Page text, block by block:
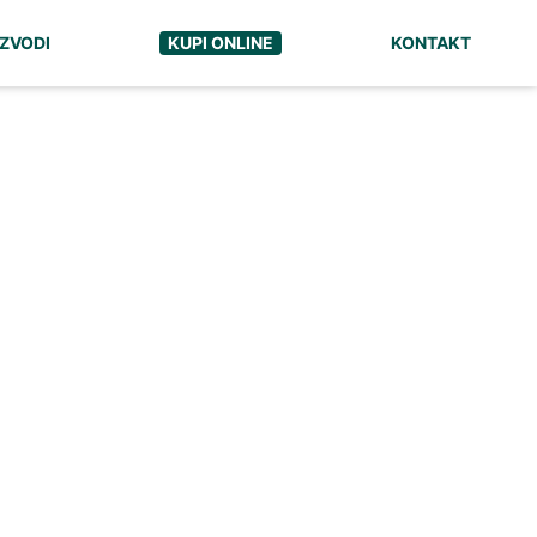
KUPI ONLINE KONTAKT